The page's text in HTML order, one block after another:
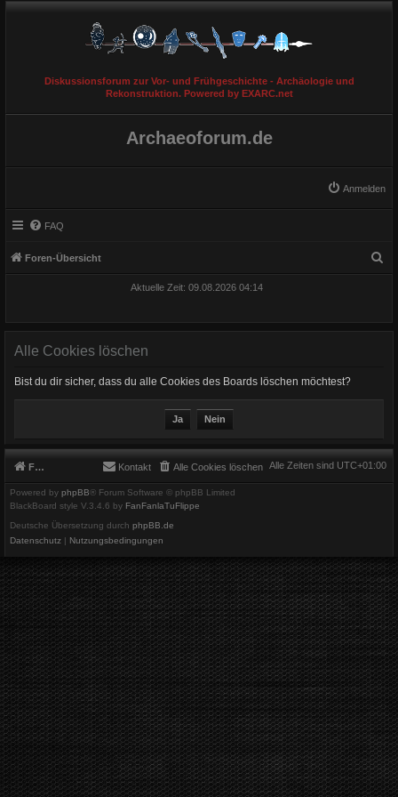
Diskussionsforum zur Vor- und Frühgeschichte - Archäologie und
Rekonstruktion. Powered by EXARC.net
Archaeoforum.de
Anmelden
FAQ
Foren-Übersicht
Aktuelle Zeit: 09.08.2026 04:14
Alle Cookies löschen
Bist du dir sicher, dass du alle Cookies des Boards löschen möchtest?
Foren-Übersicht Alle Zeiten sind UTC+01:00
Alle Cookies löschen
Kontakt
Powered by phpBB® Forum Software © phpBB Limited
BlackBoard style V.3.4.6 by FanFanlaTuFlippe
Deutsche Übersetzung durch phpBB.de
Datenschutz | Nutzungsbedingungen